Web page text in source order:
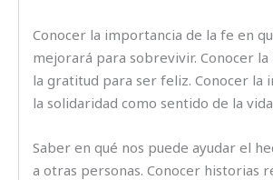
Conocer la importancia de la fe en
mejorará para sobrevivir. Conocer
la gratitud para ser feliz. Conocer la
la solidaridad como sentido de la
Saber en qué nos puede ayudar el
a otras personas. Conocer historias